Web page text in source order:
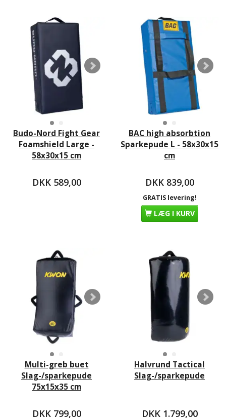
Budo-Nord Fight Gear
Foamshield Large -
58x30x15 cm
DKK 589,00
BAC high absorbtion
Sparkepude L - 58x30x15
cm
DKK 839,00
GRATIS levering!
LÆG I KURV
Multi-greb buet
Slag-/sparkepude
75x15x35 cm
DKK 799,00
Halvrund Tactical
Slag-/sparkepude
DKK 1.799,00